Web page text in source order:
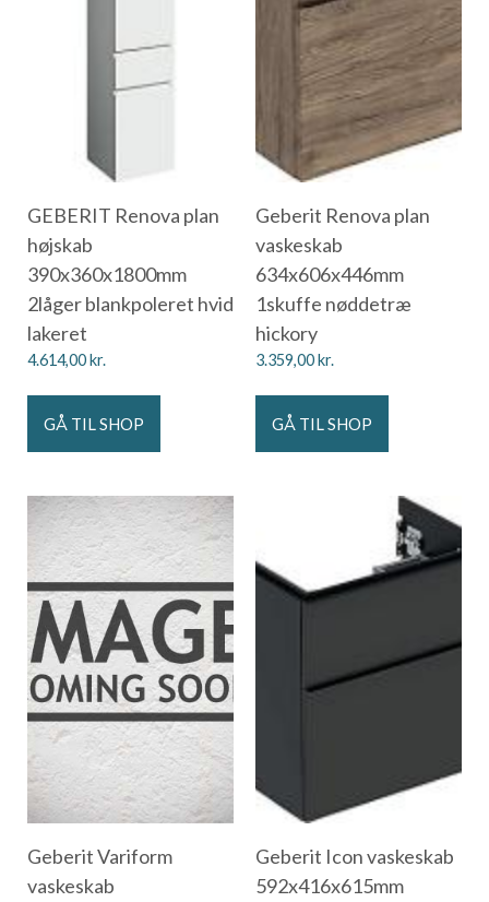
GEBERIT Renova plan
højskab
390x360x1800mm
2låger blankpoleret hvid
lakeret
4.614,00kr.
GÅ TIL SHOP
Geberit Renova plan
vaskeskab
634x606x446mm
1skuffe nøddetræ
hickory
3.359,00kr.
GÅ TIL SHOP
Geberit Variform
vaskeskab
Geberit Icon vaskeskab
592x416x615mm